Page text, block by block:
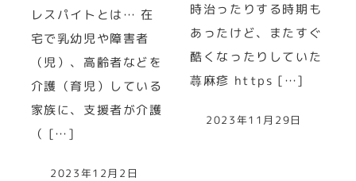
レスパイトとは… 在
宅で乳幼児や障害者
（児）、高齢者などを
介護（育児）している
家族に、支援者が介護
（ […]
2023年12月2日
時治ったりする時期も
あったけど、またすぐ
酷くなったりしていた
蕁麻疹 https […]
2023年11月29日